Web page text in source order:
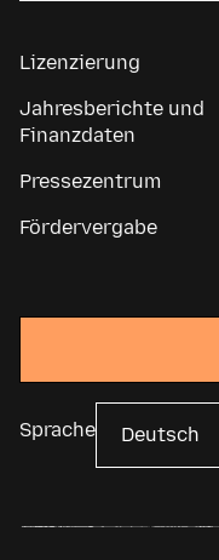
Lizenzierung
Jahresberichte und
Finanzdaten
Pressezentrum
Fördervergabe
Sprache